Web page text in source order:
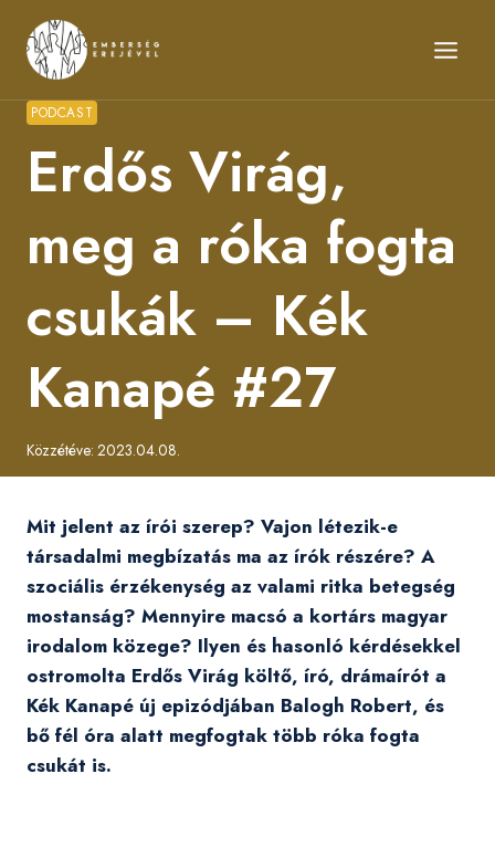
content
PODCAST
Erdős Virág,
meg a róka fogta
csukák – Kék
Kanapé #27
Közzétéve: 2023.04.08.
Mit jelent az írói szerep? Vajon létezik-e
társadalmi megbízatás ma az írók részére? A
szociális érzékenység az valami ritka betegség
mostanság? Mennyire macsó a kortárs magyar
irodalom közege? Ilyen és hasonló kérdésekkel
ostromolta Erdős Virág költő, író, drámaírót a
Kék Kanapé új epizódjában Balogh Robert, és
bő fél óra alatt megfogtak több róka fogta
csukát is.